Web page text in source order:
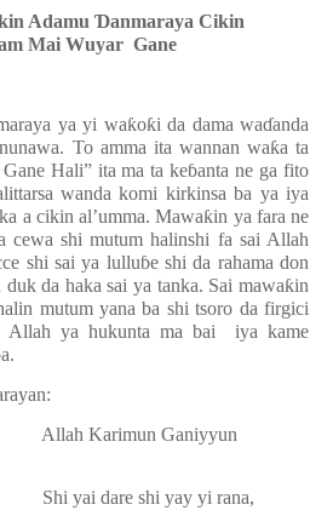
Adamu Ɗanmaraya Cikin
Mai Wuyar Gane
ya yi waƙoƙi da dama waɗanda
To amma ita wannan waƙa ta
Hali” ita ma ta keɓanta ne ga fito
wanda komi kirkinsa ba ya iya
a cikin al’umma. Mawaƙin ya fara ne
cewa shi mutum halinshi fa sai Allah
shi sai ya lulluɓe shi da rahama don
da haka sai ya tanka. Sai mawaƙin
mutum yana ba shi tsoro da firgici
Allah ya hukunta ma bai
iya kame
Allah Karimun Ganiyyun
Shi yai dare shi yay yi rana,